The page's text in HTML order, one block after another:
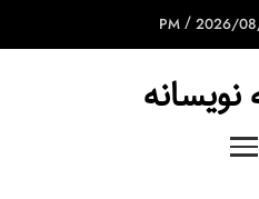
/ 2026/